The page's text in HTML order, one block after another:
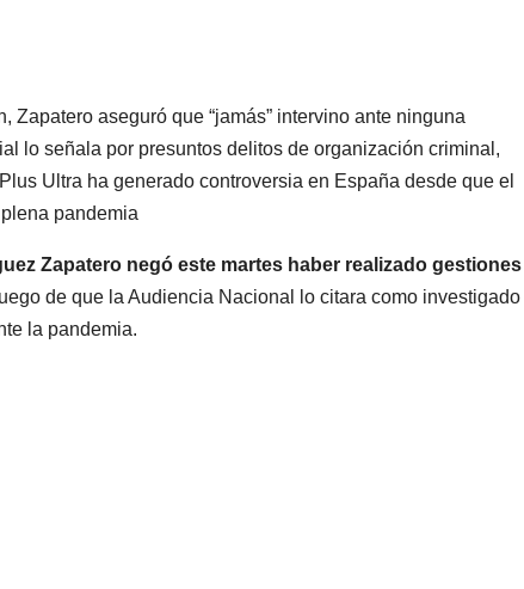
aseguró que “jamás” intervino ante ninguna
lo señala por presuntos delitos de organización criminal,
Ultra ha generado controversia en España desde que el
pandemia
Zapatero negó este martes haber realizado gestiones
de que la Audiencia Nacional lo citara como investigado
la pandemia.